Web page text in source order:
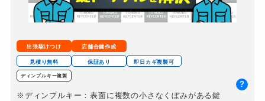
ドアノブカギ開け 別途お見積り
ドアノブカギ作成
ドアノブカギ交換
出張駆けつけ 店舗合鍵作成
見積り無料 保証あり 即日カギ複製可
ディンプルキー複製
※ディンプルキー：表面に複数の小さなくぼみがある鍵
?